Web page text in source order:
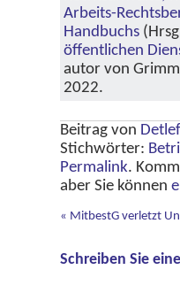
Arbeits-
Handbuchs
öffentlichen
autor von
2022.
Beitrag von
Stichwörter:
Permalink.
aber Sie können
« MitbestG verletzt
Schreiben Sie